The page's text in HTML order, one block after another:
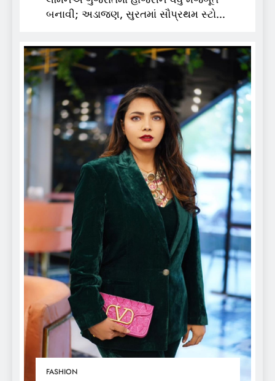
બનાવી; અડાજણ, સુરતમાં સૌપ્રથમ સ્ટોર
FASHION